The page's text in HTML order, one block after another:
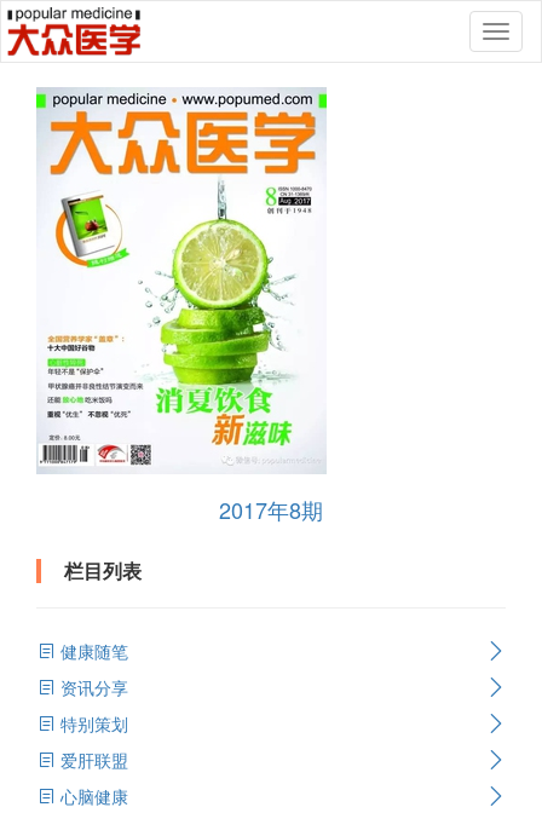
2017年8期
栏目列表
健康随笔
资讯分享
特别策划
爱肝联盟
心脑健康